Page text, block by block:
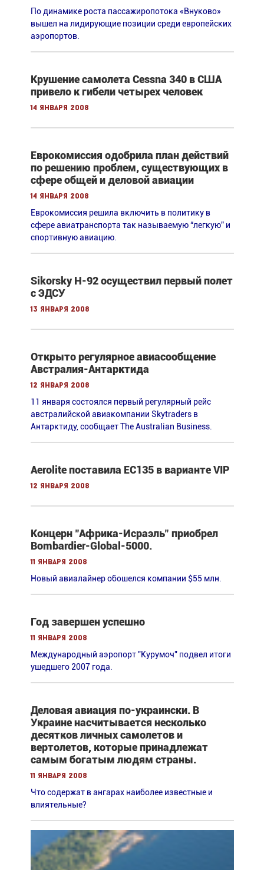
По динамике роста пассажиропотока «Внуково»
вышел на лидирующие позиции среди европейских
аэропортов.
Крушение самолета Cessna 340 в США
привело к гибели четырех человек
14 января 2008
Еврокомиссия одобрила план действий
по решению проблем, существующих в
сфере общей и деловой авиации
14 января 2008
Еврокомиссия решила включить в политику в
сфере авиатранспорта так называемую “легкую” и
спортивную авиацию.
Sikorsky H-92 осуществил первый полет
с ЭДСУ
13 января 2008
Открыто регулярное авиасообщение
Австралия-Антарктида
12 января 2008
11 января состоялся первый регулярный рейс
австралийской авиакомпании Skytraders в
Антарктиду, сообщает The Australian Business.
Aerolite поставила EC135 в варианте VIP
12 января 2008
Концерн "Африка-Исраэль" приобрел
Bombardier-Global-5000.
11 января 2008
Новый авиалайнер обошелся компании $55 млн.
Год завершен успешно
11 января 2008
Международный аэропорт "Курумоч" подвел итоги
ушедшего 2007 года.
Деловая авиация по-украински. В
Украине насчитывается несколько
десятков личных самолетов и
вертолетов, которые принадлежат
самым богатым людям страны.
11 января 2008
Что содержат в ангарах наиболее известные и
влиятельные?